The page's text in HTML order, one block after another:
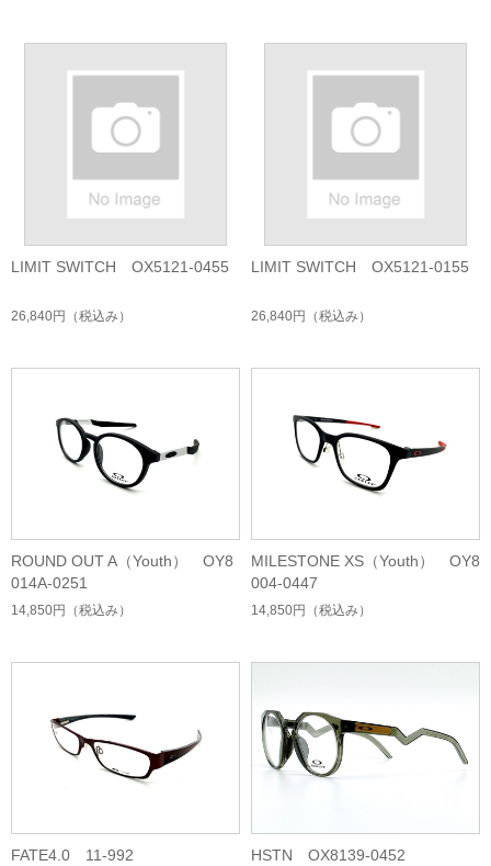
LIMIT SWITCH OX5121-0455
26,840円 （税込み）
LIMIT SWITCH OX5121-0155
26,840円 （税込み）
ROUND OUT A（Youth） OY8
014A-0251
14,850円 （税込み）
MILESTONE XS（Youth） OY8
004-0447
14,850円 （税込み）
FATE4.0 11-992 HSTN OX8139-0452